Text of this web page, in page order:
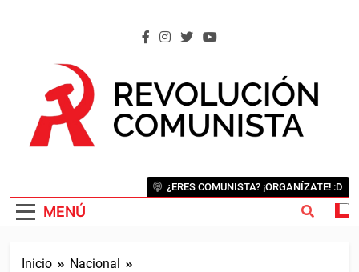
MENÚ
¿ERES COMUNISTA? ¡ORGANÍZATE! :D
Inicio
Nacional